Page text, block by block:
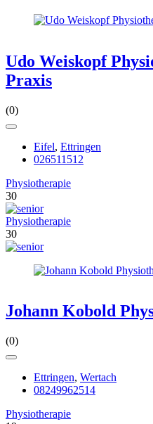
Udo Weiskopf
Praxis
(0)
Eifel, Ettringen
026511512
Physiotherapie
30
Physiotherapie
30
Johann Kobold
(0)
Ettringen, Wertach
08249962514
Physiotherapie